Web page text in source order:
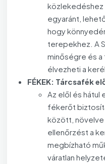
közlekedéshez
egyaránt,
hogy
terepekhez. A
minőségre és a
élvezheti a
FÉKEK: Tárcsafék
Az elől és
fékerőt
között, növelve
ellenőrzést a
megbízható
váratlan